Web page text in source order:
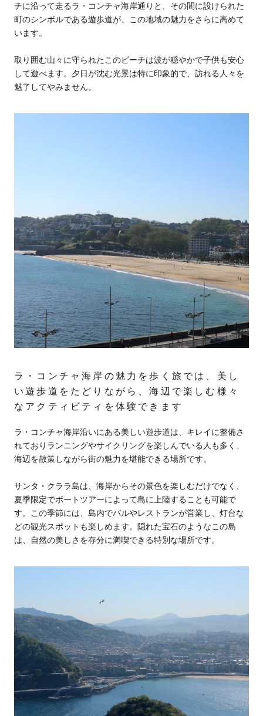
チに沿って走るラ・コンチャ海岸通りと、その間に設けられた
町のシンボルである遊歩道が、この地域の魅力をさらに高めて
います。
取り囲む山々に守られたこのビーチは波が穏やかで子供も安心
して遊べます。夕日が沈む光景は特に印象的で、訪れる人々を
魅了してやみません。
ラ・コンチャ海岸の魅力を歩く旅では、美し
い遊歩道をたどりながら、海辺で楽しむ様々
なアクティビティを体験できます
ラ・コンチャ海岸沿いにある美しい遊歩道は、キレイに整備さ
れておりランニングやサイクリングを楽しんでいる人も多く、
海辺を散策しながら街の魅力を堪能できる場所です。
サンタ・クララ島は、海岸からその景色を楽しむだけでなく、
夏季限定でボートツアーによって島に上陸することも可能で
す。この季節には、島内でバルやレストランが営業し、灯台な
どの観光スポットも楽しめます。隠れた宝石のようなこの島
は、自然の美しさを存分に満喫できる特別な場所です。